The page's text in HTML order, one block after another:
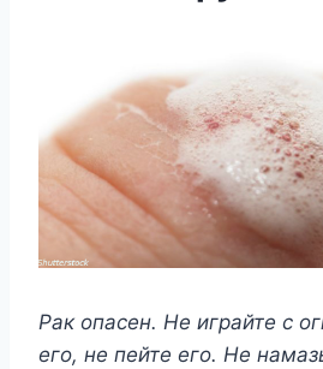
Рак опасен. Не играйте с
его, не пейте его. Не